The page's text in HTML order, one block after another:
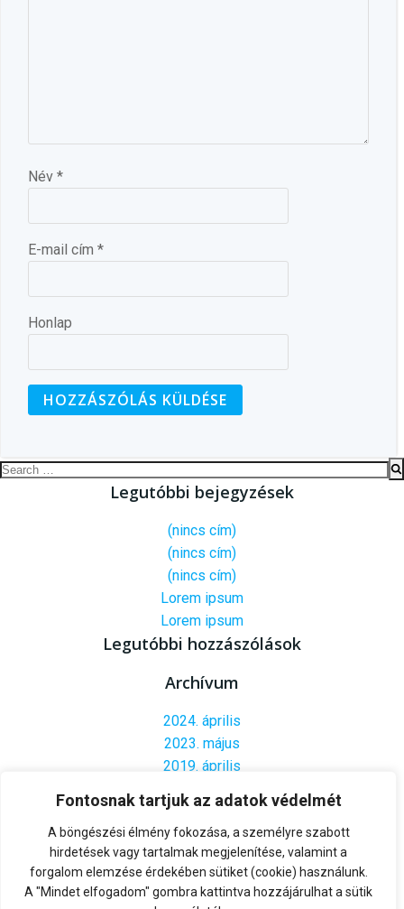
Fontosnak tartjuk az adatok védelmét
A böngészési élmény fokozása, a személyre szabott
hirdetések vagy tartalmak megjelenítése, valamint a
forgalom elemzése érdekében sütiket (cookie) használunk.
A "Mindet elfogadom" gombra kattintva hozzájárulhat a sütik
Név *
E-mail cím *
Honlap
Search
Legutóbbi bejegyzések
(nincs cím)
(nincs cím)
(nincs cím)
Lorem ipsum
Lorem ipsum
Legutóbbi hozzászólások
Archívum
2024. április
2023. május
2019. április
Kategóriák
Uncategorized
Meta
Bejelentkezés